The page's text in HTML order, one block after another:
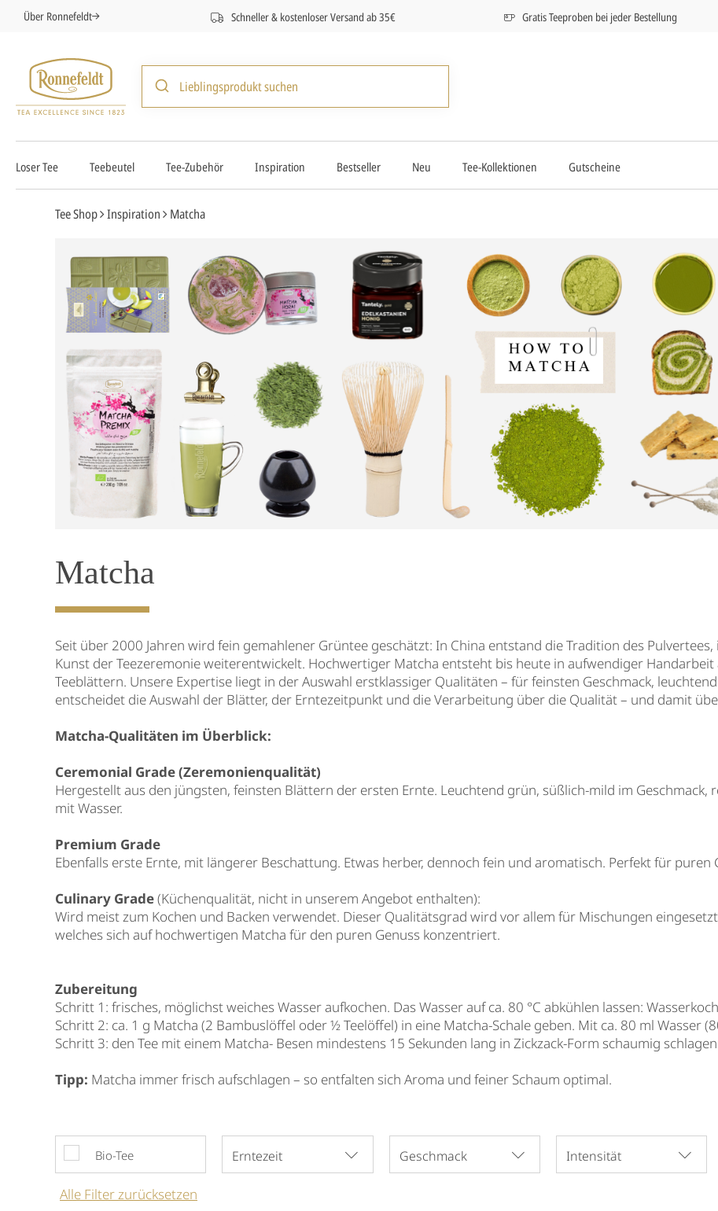
Über Ronnefeldt Schneller & kostenloser Versand ab 35€ Gratis Teeproben bei jeder Bestellung
Loser Tee Teebeutel Tee-Zubehör Inspiration Bestseller Neu Tee-Kollektionen Gutscheine
Tee Shop Inspiration Matcha
Matcha
Seit über 2000 Jahren wird fein gemahlener Grüntee geschätzt: In China entstand die Tradition des
Kunst der Teezeremonie weiterentwickelt. Hochwertiger Matcha entsteht bis heute in aufwendiger
Teeblättern. Unsere Expertise liegt in der Auswahl erstklassiger Qualitäten – für feinsten Geschmack,
entscheidet die Auswahl der Blätter, der Erntezeitpunkt und die Verarbeitung über die Qualität – und damit
Matcha-Qualitäten im Überblick:
Ceremonial Grade (Zeremonienqualität)
Hergestellt aus den jüngsten, feinsten Blättern der ersten Ernte. Leuchtend grün, süßlich-mild im Geschmack,
mit Wasser.
Premium Grade
Ebenfalls erste Ernte, mit längerer Beschattung. Etwas herber, dennoch fein und aromatisch. Perfekt für puren
Culinary Grade(Küchenqualität, nicht in unserem Angebot enthalten):
Wird meist zum Kochen und Backen verwendet. Dieser Qualitätsgrad wird vor allem für Mischungen
welches sich auf hochwertigen Matcha für den puren Genuss konzentriert.
Zubereitung
Schritt 1: frisches, möglichst weiches Wasser aufkochen. Das Wasser auf ca. 80 °C abkühlen lassen:
Schritt 2: ca. 1 g Matcha (2 Bambuslöffel oder ½ Teelöffel) in eine Matcha-Schale geben. Mit ca. 80 ml Wasser
Schritt 3: den Tee mit einem Matcha- Besen mindestens 15 Sekunden lang in Zickzack-Form schaumig
Tipp: Matcha immer frisch aufschlagen – so entfalten sich Aroma und feiner Schaum optimal.
Bio-Tee Erntezeit Geschmack Intensität
Alle Filter zurücksetzen